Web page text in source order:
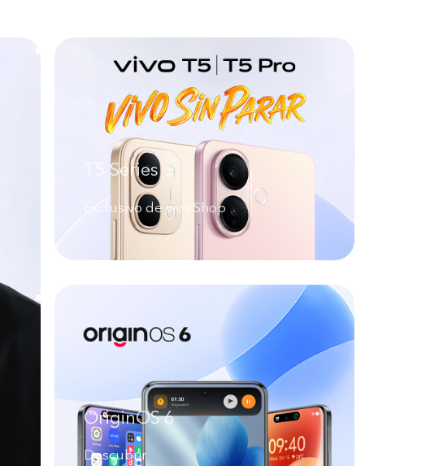
T5 Series
Exclusivo de vivo Shop
OriginOS 6
Descubrir